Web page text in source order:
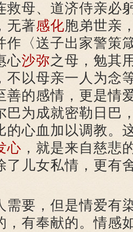
救母、道济侍亲必
无著感化胞弟世亲
作〈送子出家警策
心沙弥之母，勉其
不以母亲一人为念
善的感情，更是情
巴为成就密勒日巴
的心血加以调教。
心 ，就是来自慈悲
了儿女私情，更有
要，但是情爱有
，有奉献的。情感